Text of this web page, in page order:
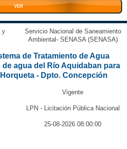
VER
y
Servicio Nacional de Saneamiento
Ambiental- SENASA (SENASA)
de Tratamiento de Agua
agua del Río Aquidaban para
- Dpto. Concepción
Vigente
LPN - Licitación Pública Nacional
25-08-2026 08:00:00